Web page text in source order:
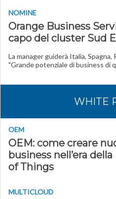
NOMINE
Orange Business
capo del cluster Sud
La manager guiderà Italia,
"Grande potenziale di business di
WHITE
OEM
OEM: come creare
business nell’era
of Things
MULTICLOUD